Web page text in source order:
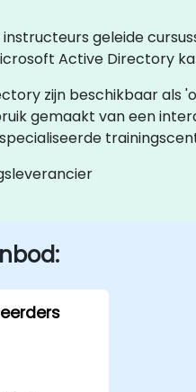
geleide
Active Directory
zijn beschikbaar als
gemaakt van een